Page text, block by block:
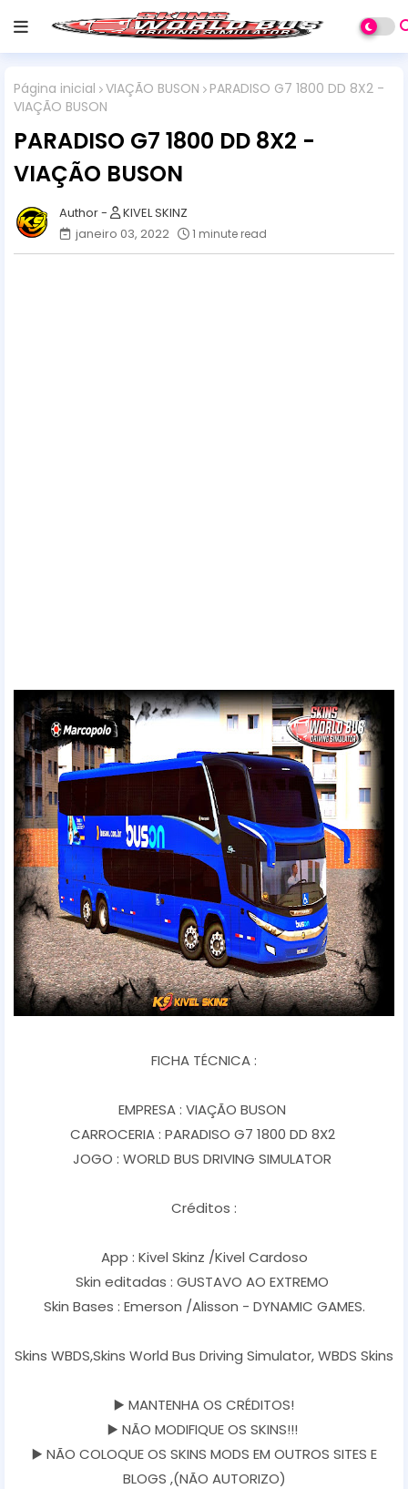
Página inicial VIAÇÃO BUSON
PARADISO G7 1800 DD 8X2 -
VIAÇÃO BUSON
PARADISO G7 1800 DD 8X2 -
VIAÇÃO BUSON
KIVEL SKINZ
janeiro 03, 2022
1 minute read
FICHA TÉCNICA :
EMPRESA : VIAÇÃO BUSON
CARROCERIA : PARADISO G7 1800 DD 8X2
JOGO : WORLD BUS DRIVING SIMULATOR
Créditos :
App : Kivel Skinz /Kivel Cardoso
Skin editadas : GUSTAVO AO EXTREMO
Skin Bases : Emerson /Alisson - DYNAMIC GAMES.
Skins WBDS,Skins World Bus Driving Simulator, WBDS Skins
▶️ MANTENHA OS CRÉDITOS!
▶️ NÃO MODIFIQUE OS SKINS!!!
▶️ NÃO COLOQUE OS SKINS MODS EM OUTROS SITES E
BLOGS ,(NÃO AUTORIZO)